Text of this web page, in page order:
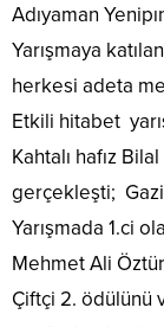
Adıyaman
Yarışmaya
herkesi adeta
Etkili hitabet
Kahtalı hafız
gerçekleşti;
Yarışmada 1.ci
Mehmet Ali
Çiftçi 2. ödülünü